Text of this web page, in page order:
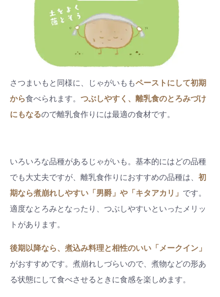
さつまいもと同様に、じゃがいももペーストにして初期
から食べられます。 つぶしやすく、離乳食のとろみづけ
にもなるので離乳食作りには最適の食材です。
いろいろな品種があるじゃがいも。基本的にはどの品種
でも大丈夫ですが、離乳食作りにおすすめの品種は、 初
期なら煮崩れしやすい「男爵」や「キタアカリ」 です。
適度なとろみとなったり、つぶしやすいといったメリッ
トがあります。
後期以降なら、煮込み料理と相性のいい「メークイン」
がおすすめです。煮崩れしづらいので、煮物などの形あ
る状態にして食べさせるときに食感を楽しめます。